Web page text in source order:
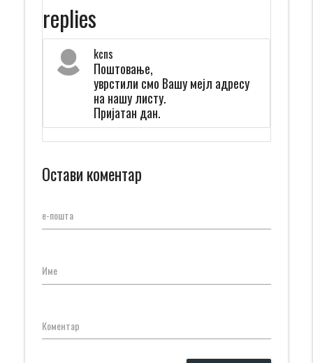
replies
kcns
Поштовање,
уврстили смо Вашу мејл адресу
на нашу листу.
Пријатан дан.
Остави коментар
е-пошта
Име
Коментар